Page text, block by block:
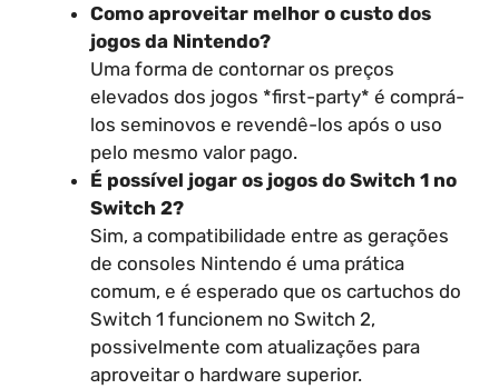
Como aproveitar melhor o custo dos
jogos da Nintendo?
Uma forma de contornar os preços
elevados dos jogos *first-party* é comprá-
los seminovos e revendê-los após o uso
pelo mesmo valor pago.
É possível jogar os jogos do Switch 1 no
Switch 2?
Sim, a compatibilidade entre as gerações
de consoles Nintendo é uma prática
comum, e é esperado que os cartuchos do
Switch 1 funcionem no Switch 2,
possivelmente com atualizações para
aproveitar o hardware superior.